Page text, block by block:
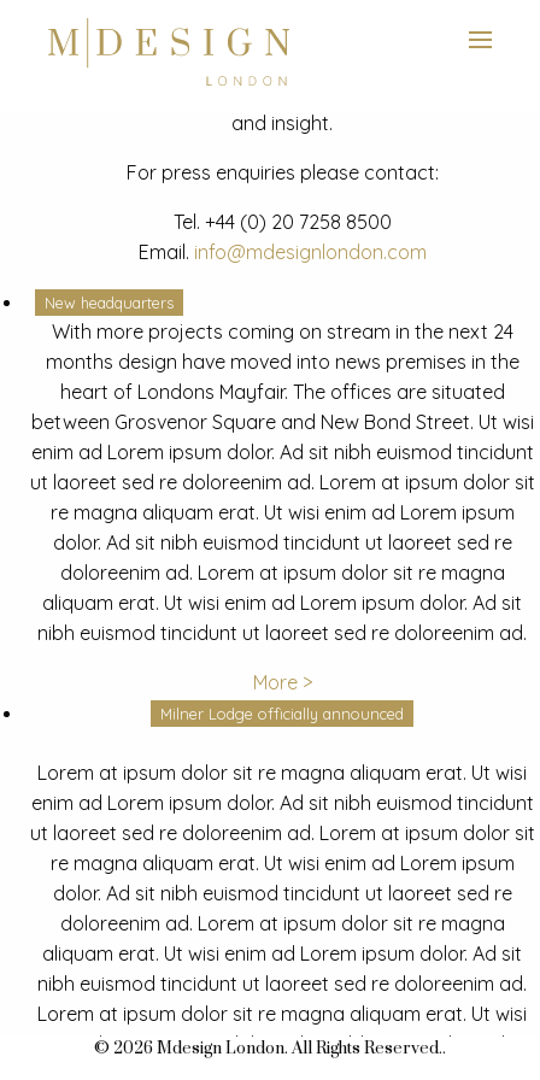
News
Latest mdesign development project and advisory news
and insight.
For press enquiries please contact:
Tel. +44 (0) 20 7258 8500
Email. info@mdesignlondon.com
New headquarters
With more projects coming on stream in the next 24
months design have moved into news premises in the
heart of Londons Mayfair. The offices are situated
between Grosvenor Square and New Bond Street. Ut wisi
enim ad Lorem ipsum dolor. Ad sit nibh euismod tincidunt
ut laoreet sed re doloreenim ad. Lorem at ipsum dolor sit
re magna aliquam erat. Ut wisi enim ad Lorem ipsum
dolor. Ad sit nibh euismod tincidunt ut laoreet sed re
doloreenim ad. Lorem at ipsum dolor sit re magna
aliquam erat. Ut wisi enim ad Lorem ipsum dolor. Ad sit
nibh euismod tincidunt ut laoreet sed re doloreenim ad.
More >
Milner Lodge officially announced
Lorem at ipsum dolor sit re magna aliquam erat. Ut wisi
enim ad Lorem ipsum dolor. Ad sit nibh euismod tincidunt
ut laoreet sed re doloreenim ad. Lorem at ipsum dolor sit
re magna aliquam erat. Ut wisi enim ad Lorem ipsum
dolor. Ad sit nibh euismod tincidunt ut laoreet sed re
doloreenim ad. Lorem at ipsum dolor sit re magna
aliquam erat. Ut wisi enim ad Lorem ipsum dolor. Ad sit
nibh euismod tincidunt ut laoreet sed re doloreenim ad.
Lorem at ipsum dolor sit re magna aliquam erat. Ut wisi
enim ad Lorem ipsum dolor. Ad sit nibh euismod tincidunt
© 2026 Mdesign London. All Rights Reserved..